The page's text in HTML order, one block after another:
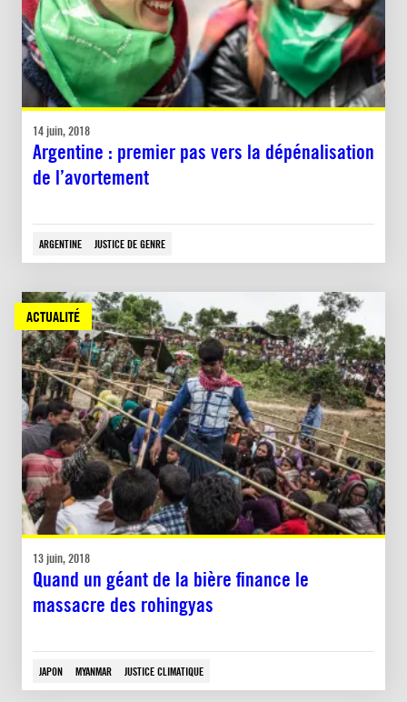
14 juin, 2018
Argentine : premier pas vers la dépénalisation
de l’avortement
ARGENTINE JUSTICE DE GENRE
ACTUALITÉ
13 juin, 2018
Quand un géant de la bière finance le
massacre des rohingyas
JAPON MYANMAR JUSTICE CLIMATIQUE